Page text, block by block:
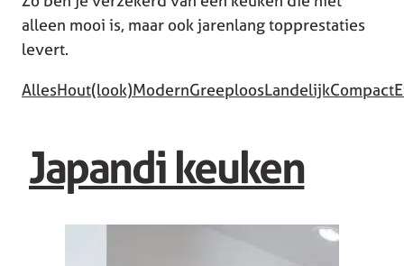
alleen mooi is, maar ook jarenlang topprestaties
levert.
AllesHout(look)ModernGreeploosLandelijkCompact
Japandi keuken